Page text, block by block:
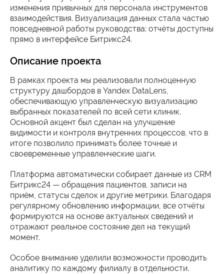
изменения привычных для персонала инструментов
взаимодействия. Визуализация данных стала частью
повседневной работы руководства: отчёты доступны
прямо в интерфейсе Битрикс24.
Описание проекта
В рамках проекта мы реализовали полноценную
структуру дашбордов в Yandex DataLens,
обеспечивающую управленческую визуализацию
выбранных показателей по всей сети клиник.
Основной акцент был сделан на улучшение
видимости и контроля внутренних процессов, что в
итоге позволило принимать более точные и
своевременные управленческие шаги.
Платформа автоматически собирает данные из CRM
Битрикс24 — обращения пациентов, записи на
приём, статусы сделок и другие метрики. Благодаря
регулярному обновлению информации, все отчёты
формируются на основе актуальных сведений и
отражают реальное состояние дел на текущий
момент.
Особое внимание уделили возможности проводить
аналитику по каждому филиалу в отдельности.